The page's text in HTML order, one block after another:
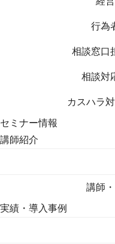
行為
相談窓口
相談対
カスハラ
セミナー情報
講師紹介
講師
実績・導入事例